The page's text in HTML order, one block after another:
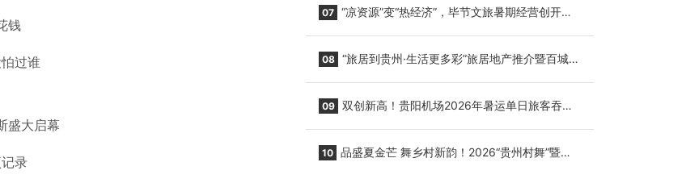
钱
过谁
盛大启幕
录
07 “凉资源”变“热经济”，毕节文旅暑期经营创开门
08 “旅居到贵州·生活更多彩”旅居地产推介暨百城千
09 双创新高！贵阳机场2026年暑运单日旅客吞吐
10 品盛夏金芒 舞乡村新韵！2026“贵州村舞”暨望